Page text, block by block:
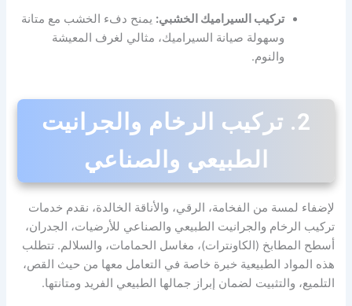
تركيب السيراميك الخشبي: يمنح دفء الخشب مع متانة
وسهولة صيانة السيراميك، مثالي لغرف المعيشة
والنوم.
2. تركيب الرخام والجرانيت
الطبيعي والصناعي
لإضفاء لمسة من الفخامة، الرقي، والأناقة الخالدة، نقدم خدمات
تركيب الرخام والجرانيت الطبيعي والصناعي للأرضيات، الجدران،
أسطح المطابخ (الكاونترات)، مغاسل الحمامات، والسلالم. تتطلب
هذه المواد الطبيعية خبرة خاصة في التعامل معها من حيث القص،
التلميع، والتثبيت لضمان إبراز جمالها الطبيعي الفريد ومتانتها.